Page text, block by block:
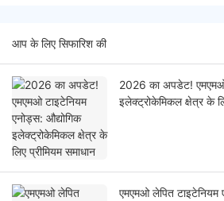
आप के लिए सिफारिश की
2026 का अपडेट! एमएमओ
इलेक्ट्रोकेमिकल क्षेत्र के
एमएमओ लेपित टाइटेनियम